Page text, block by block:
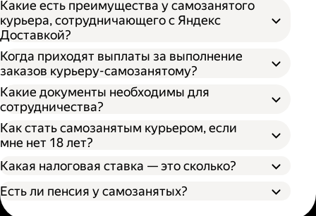
Какие есть преимущества у самозанятого
курьера, сотрудничающего с Яндекс
Доставкой?
Когда приходят выплаты за выполнение
заказов курьеру-самозанятому?
Какие документы необходимы для
сотрудничества?
Как стать самозанятым курьером, если
мне нет 18 лет?
Какая налоговая ставка — это сколько?
Есть ли пенсия у самозанятых?